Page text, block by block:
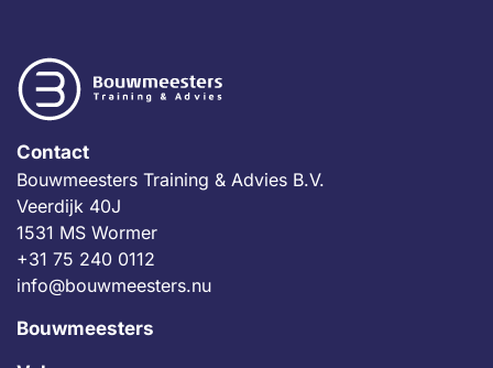
Contact
Bouwmeesters Training & Advies B.V.
Veerdijk 40J
1531 MS Wormer
+31 75 240 0112
info@bouwmeesters.nu
Bouwmeesters